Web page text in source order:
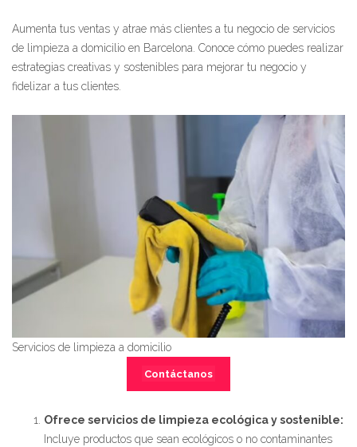
Aumenta tus ventas y atrae más clientes a tu negocio de servicios
de limpieza a domicilio en Barcelona. Conoce cómo puedes realizar
estrategias creativas y sostenibles para mejorar tu negocio y
fidelizar a tus clientes.
Servicios de limpieza a domicilio
Contáctanos
Ofrece servicios de limpieza ecológica y sostenible:
Incluye productos que sean ecológicos o no contaminantes